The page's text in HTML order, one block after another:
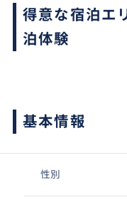
得意な宿泊エ
泊体験
基本情報
性別